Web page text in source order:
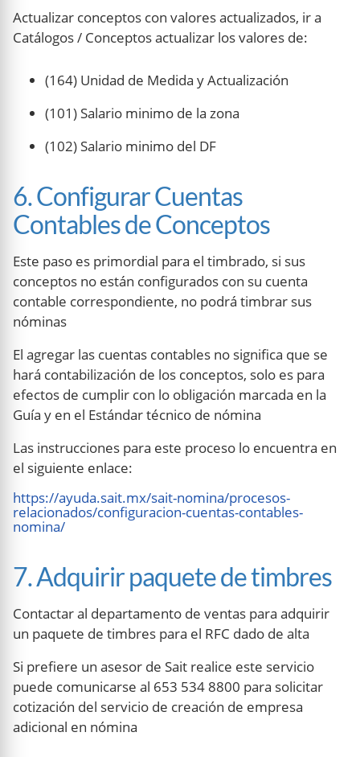
Actualizar conceptos con valores actualizados, ir a
Catálogos / Conceptos actualizar los valores de:
(164) Unidad de Medida y Actualización
(101) Salario minimo de la zona
(102) Salario minimo del DF
6. Configurar Cuentas
Contables de Conceptos
Este paso es primordial para el timbrado, si sus
conceptos no están configurados con su cuenta
contable correspondiente, no podrá timbrar sus
nóminas
El agregar las cuentas contables no significa que se
hará contabilización de los conceptos, solo es para
efectos de cumplir con lo obligación marcada en la
Guía y en el Estándar técnico de nómina
Las instrucciones para este proceso lo encuentra en
el siguiente enlace:
https://ayuda.sait.mx/sait-nomina/procesos-
relacionados/configuracion-cuentas-contables-
nomina/
7. Adquirir paquete de timbres
Contactar al departamento de ventas para adquirir
un paquete de timbres para el RFC dado de alta
Si prefiere un asesor de Sait realice este servicio
puede comunicarse al 653 534 8800 para solicitar
cotización del servicio de creación de empresa
adicional en nómina